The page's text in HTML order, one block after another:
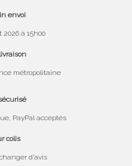
envoi
2026 à 15h00
métropolitaine
PayPal acceptés
colis
d’avis